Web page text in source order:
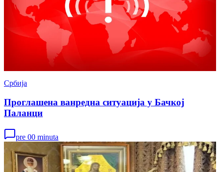
Србија
Проглашена ванредна ситуација у Бачкој
Паланци
pre 00 minuta